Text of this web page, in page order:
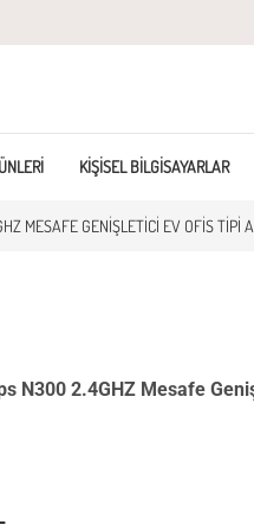
KIŞISEL BILGISAYARLAR
MESAFE GENIŞLETICI EV OFIS TIPI
N300 2.4GHZ Mesafe